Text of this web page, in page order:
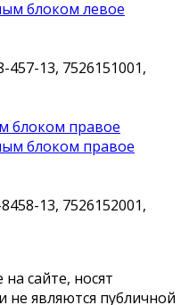
457-13, 7526151001,
блоком правое
13, 7526152001,
сайте, носят
являются публичной